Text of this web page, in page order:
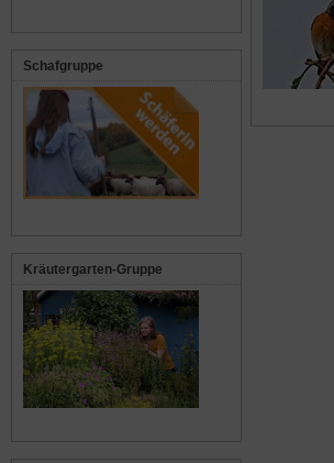
Schafgruppe
Kräutergarten-Gruppe